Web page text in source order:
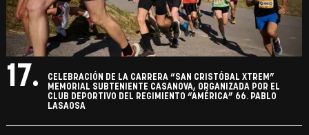
17.
CELEBRACIÓN DE LA CARRERA “SAN CRISTÓBAL XTREM”
MEMORIAL SUBTENIENTE CASANOVA, ORGANIZADA POR EL
CLUB DEPORTIVO DEL REGIMIENTO “AMÉRICA” 66. PABLO
LASAOSA